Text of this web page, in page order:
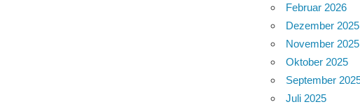
Februar 2026
Dezember 2025
November 2025
Oktober 2025
September
Juli 2025